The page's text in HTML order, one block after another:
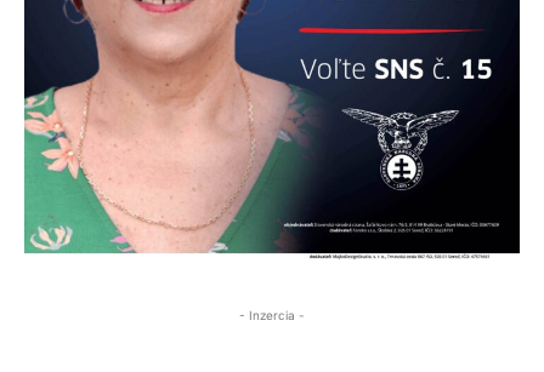
- Inzercia -